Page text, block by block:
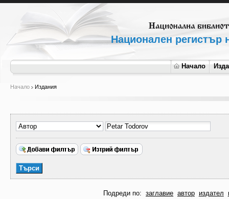
Национален регистър
Начало
Начало Издания
Подреди по: заглавие автор издател